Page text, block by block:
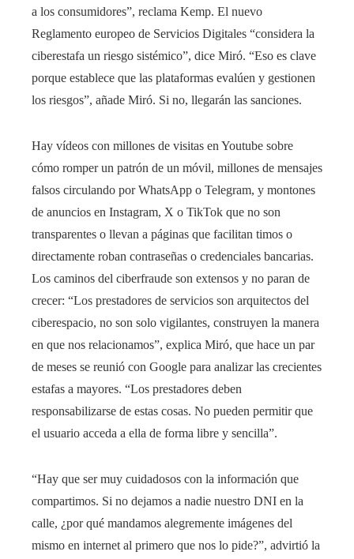
a los consumidores”, reclama Kemp. El nuevo
Reglamento europeo de Servicios Digitales “considera la
ciberestafa un riesgo sistémico”, dice Miró. “Eso es clave
porque establece que las plataformas evalúen y gestionen
los riesgos”, añade Miró. Si no, llegarán las sanciones.
Hay vídeos con millones de visitas en Youtube sobre
cómo romper un patrón de un móvil, millones de mensajes
falsos circulando por WhatsApp o Telegram, y montones
de anuncios en Instagram, X o TikTok que no son
transparentes o llevan a páginas que facilitan timos o
directamente roban contraseñas o credenciales bancarias.
Los caminos del ciberfraude son extensos y no paran de
crecer: “Los prestadores de servicios son arquitectos del
ciberespacio, no son solo vigilantes, construyen la manera
en que nos relacionamos”, explica Miró, que hace un par
de meses se reunió con Google para analizar las crecientes
estafas a mayores. “Los prestadores deben
responsabilizarse de estas cosas. No pueden permitir que
el usuario acceda a ella de forma libre y sencilla”.
“Hay que ser muy cuidadosos con la información que
compartimos. Si no dejamos a nadie nuestro DNI en la
calle, ¿por qué mandamos alegremente imágenes del
mismo en internet al primero que nos lo pide?”, advirtió la